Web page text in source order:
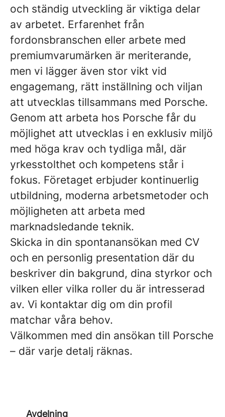
och ständig utveckling är viktiga delar
av arbetet. Erfarenhet från
fordonsbranschen eller arbete med
premiumvarumärken är meriterande,
men vi lägger även stor vikt vid
engagemang, rätt inställning och viljan
att utvecklas tillsammans med Porsche.
Genom att arbeta hos Porsche får du
möjlighet att utvecklas i en exklusiv miljö
med höga krav och tydliga mål, där
yrkesstolthet och kompetens står i
fokus. Företaget erbjuder kontinuerlig
utbildning, moderna arbetsmetoder och
möjligheten att arbeta med
marknadsledande teknik.
Skicka in din spontanansökan med CV
och en personlig presentation där du
beskriver din bakgrund, dina styrkor och
vilken eller vilka roller du är intresserad
av. Vi kontaktar dig om din profil
matchar våra behov.
Välkommen med din ansökan till Porsche
– där varje detalj räknas.
Avdelning